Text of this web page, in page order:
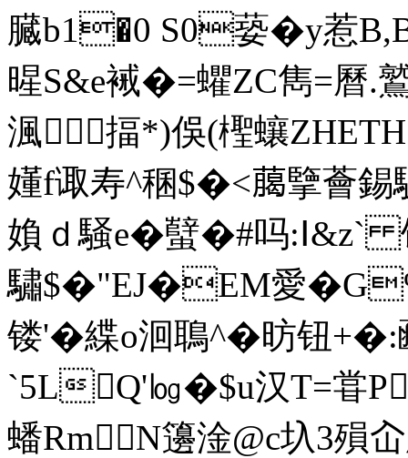
臓b1�0 S0蒆�y惹
暒S&e裓�=蠷ZC雋=曆.
渢揊*)俁(檉蠰
嬞f诹寿^稛$�<﨟擥薈
媍ｄ騒e�蠥�#吗:Ⅰ&z`
驌$�"EJ�EM愛
镂'�緤o洄鵈^�昉钮+�:
`5LQ'㏒�$u汉T=甞
蟠RmN籩淦@c圦3殞